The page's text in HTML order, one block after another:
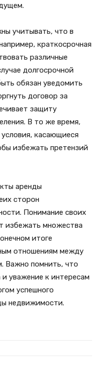
учитывать, что в
краткосрочная
различные
долгосрочной
обязан уведомить
договор за
защиту
В то же время,
касающиеся
избежать претензий
аренды
сторон
Понимание своих
избежать множества
итоге
отношениям между
Важно помнить, что
уважение к интересам
успешного
недвижимости.